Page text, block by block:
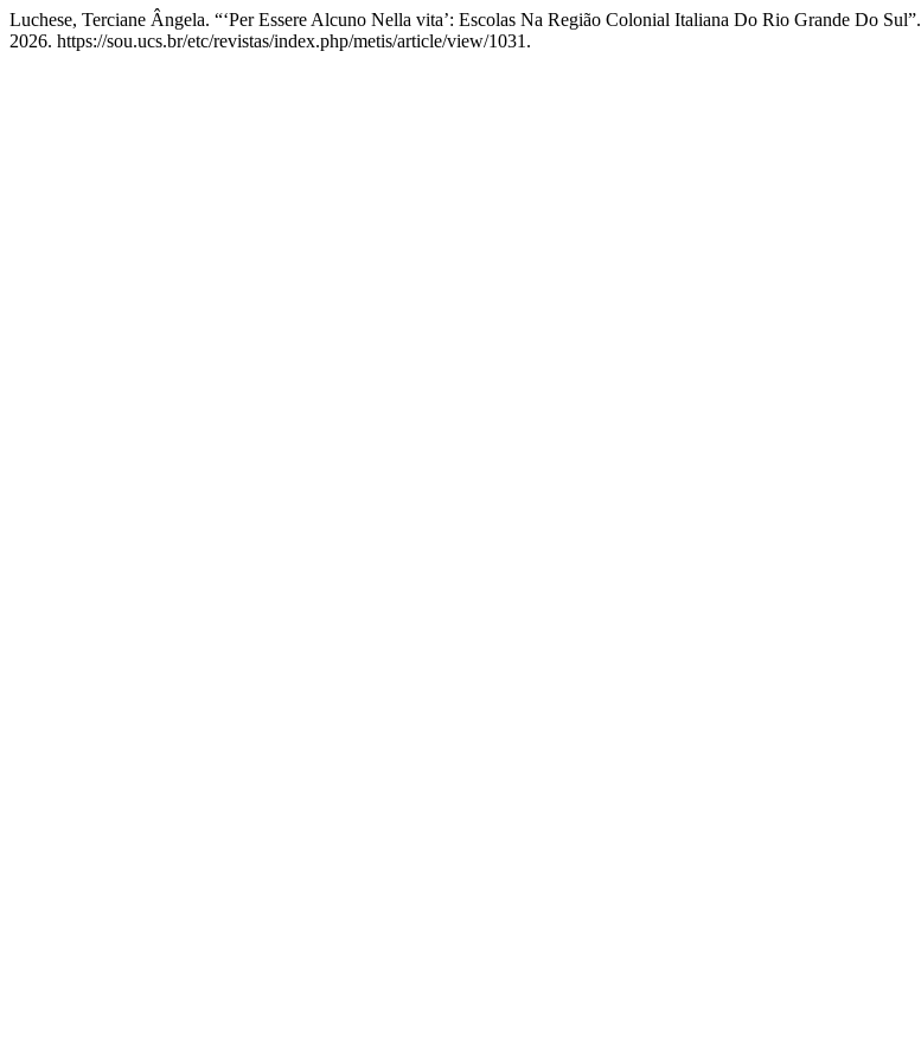
Luchese, Terciane Ângela. “‘Per Essere Alcuno Nella vita’: Escolas Na Região Colonial Italiana Do Rio Grande Do Sul”.
2026. https://sou.ucs.br/etc/revistas/index.php/metis/article/view/1031.